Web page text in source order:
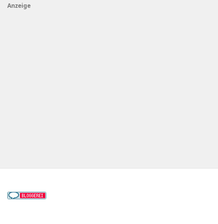
Anzeige